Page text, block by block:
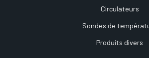
Circulateurs
Sondes de
Produits divers